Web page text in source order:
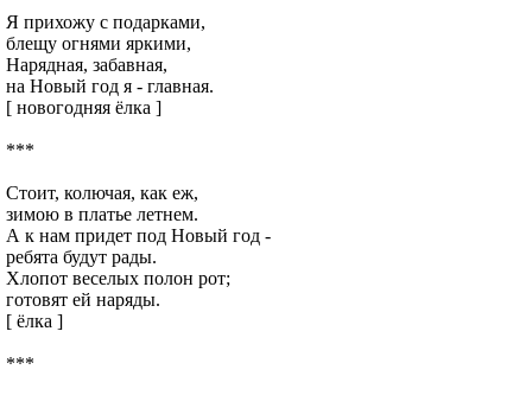
Я прихожу с подарками,
блещу огнями яркими,
Нарядная, забавная,
на Новый год я - главная.
[ новогодняя ёлка ]
***
Стоит, колючая, как еж,
зимою в платье летнем.
А к нам придет под Новый год -
ребята будут рады.
Хлопот веселых полон рот;
готовят ей наряды.
[ ёлка ]
***